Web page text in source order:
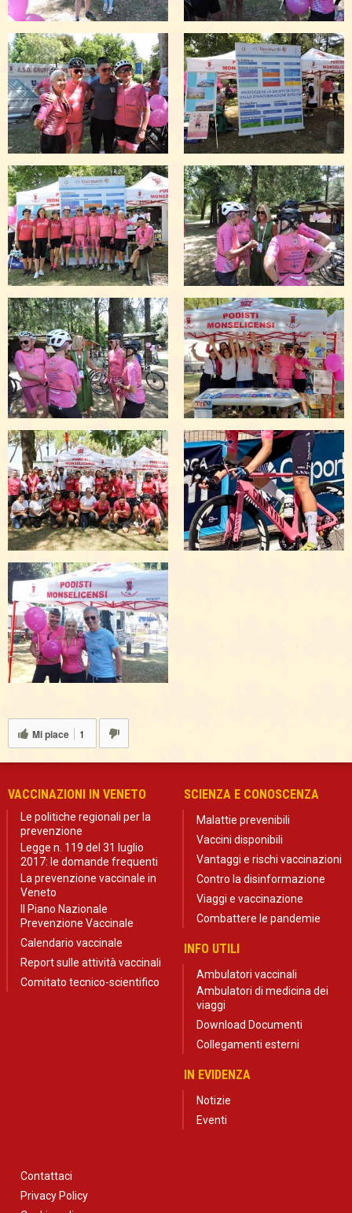
Mi piace 1
VACCINAZIONI IN VENETO
Le politiche regionali per la
prevenzione
Legge n. 119 del 31 luglio
2017: le domande frequenti
La prevenzione vaccinale in
Veneto
Il Piano Nazionale
Prevenzione Vaccinale
Calendario vaccinale
Report sulle attività vaccinali
Comitato tecnico-scientifico
SCIENZA E CONOSCENZA
Malattie prevenibili
Vaccini disponibili
Vantaggi e rischi vaccinazioni
Contro la disinformazione
Viaggi e vaccinazione
Combattere le pandemie
INFO UTILI
Ambulatori vaccinali
Ambulatori di medicina dei
viaggi
Download Documenti
Collegamenti esterni
IN EVIDENZA
Notizie
Eventi
Contattaci
Privacy Policy